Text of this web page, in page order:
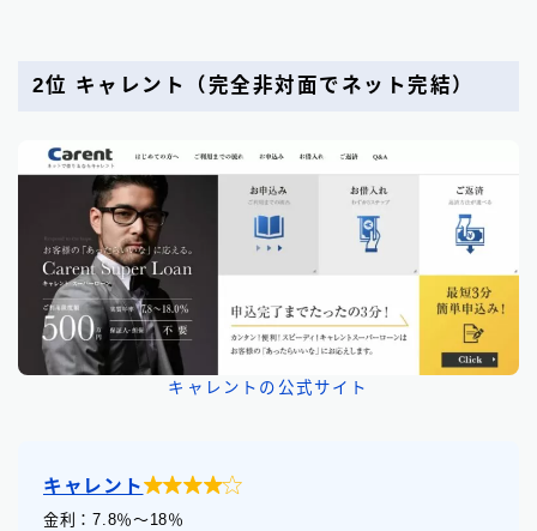
2位 キャレント （完全非対面でネット完結）
キャレントの公式サイト
キャレント
金利：7.8％〜18％